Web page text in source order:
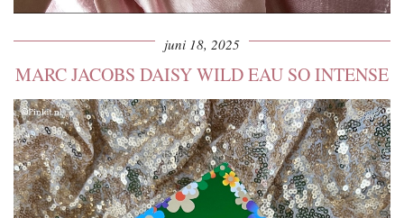
juni 18, 2025
MARC JACOBS DAISY WILD EAU SO INTENSE